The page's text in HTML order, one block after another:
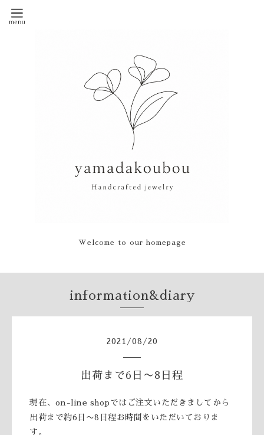
Welcome to our homepage
information&diary
2021 /08 /20
出荷まで6日〜8日程
現在、on-line shopではご注文いただきましてから
出荷まで約6日〜8日程お時間をいただいておりま
す。